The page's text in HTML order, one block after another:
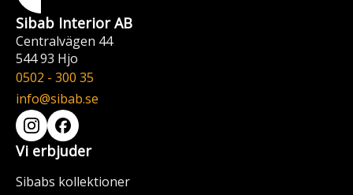
Sibab Interior AB
Centralvägen 44
544 93 Hjo
0502 - 300 35
info@sibab.se
Vi erbjuder
Sibabs kollektioner